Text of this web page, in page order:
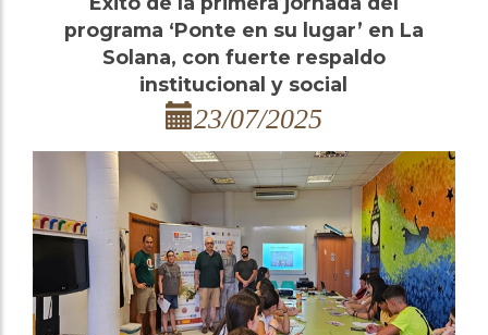
programa ‘Ponte en su lugar’ en La
Solana, con fuerte respaldo
institucional y social
23/07/2025